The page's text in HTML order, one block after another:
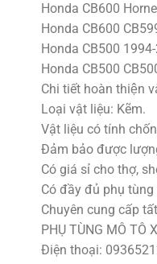
Honda CB600
Honda CB600
Honda CB500
Honda CB500
Chi tiết hoàn thiện
Loại vật liệu: Kẽm.
Vật liệu có tính
Đảm bảo được
Có giá sỉ cho thợ,
Có đầy đủ phụ
Chuyên cung cấp
PHỤ TÙNG MÔ TÔ
Điện thoại: